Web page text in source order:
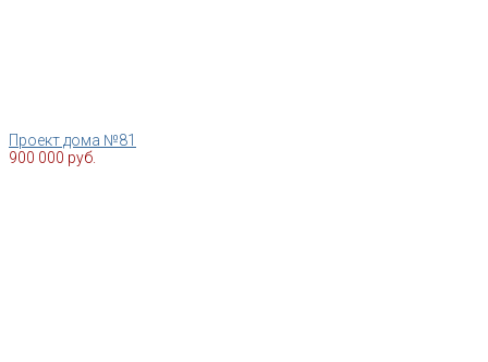
Проект дома №81
900 000 руб.